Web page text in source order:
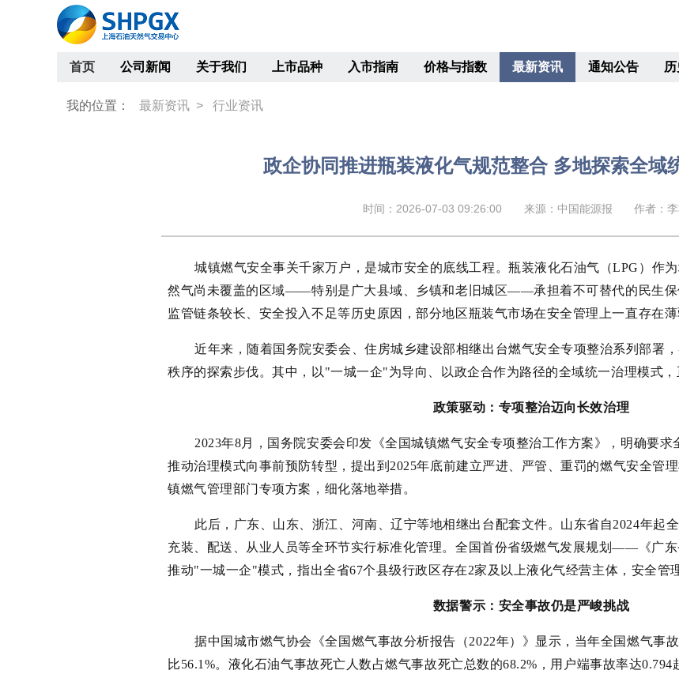
首页 公司新闻 关于我们 上市品种 入市指南 价格与指数 最新资讯 通知公告
我的位置： 最新资讯 > 行业资讯
政企协同推进瓶装液化气规范整合 多地探索全域
时间：2026-07-03 09:26:00 来源：中国能源报 作者：
城镇燃气安全事关千家万户，是城市安全的底线工程。瓶装液化石油气（LPG）作
然气尚未覆盖的区域——特别是广大县域、乡镇和老旧城区——承担着不可替代的民生保
监管链条较长、安全投入不足等历史原因，部分地区瓶装气市场在安全管理上一直存在薄
近年来，随着国务院安委会、住房城乡建设部相继出台燃气安全专项整治系列部署
秩序的探索步伐。其中，以"一城一企"为导向、以政企合作为路径的全域统一治理模式，
政策驱动： 专项整治迈向长效治理
2023年8月，国务院安委会印发《全国城镇燃气安全专项整治工作方案》，明确要求
推动治理模式向事前预防转型，提出到2025年底前建立严进、严管、重罚的燃气安全管
镇燃气管理部门专项方案，细化落地举措。
此后，广东、山东、浙江、河南、辽宁等地相继出台配套文件。山东省自2024年起
充装、配送、从业人员等全环节实行标准化管理。全国首份省级燃气发展规划——《广
推动"一城一企"模式，指出全省67个县级行政区存在2家及以上液化气经营主体，安全管
数据警示：安全事故仍是严峻挑战
据中国城市燃气协会《全国燃气事故分析报告（2022年）》显示，当年全国燃气事
比56.1%。液化石油气事故死亡人数占燃气事故死亡总数的68.2%，用户端事故率达